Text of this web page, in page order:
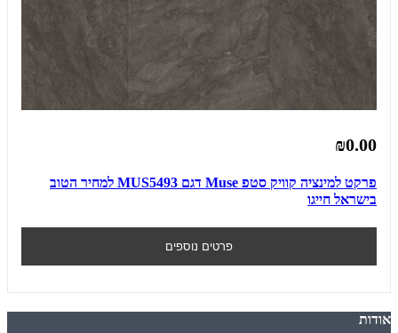
₪0.00
פרקט למינציה קוויק סטפ Muse דגם MUS5493 למחיר הטוב
בישראל חייגו
פרטים נוספים
אודות